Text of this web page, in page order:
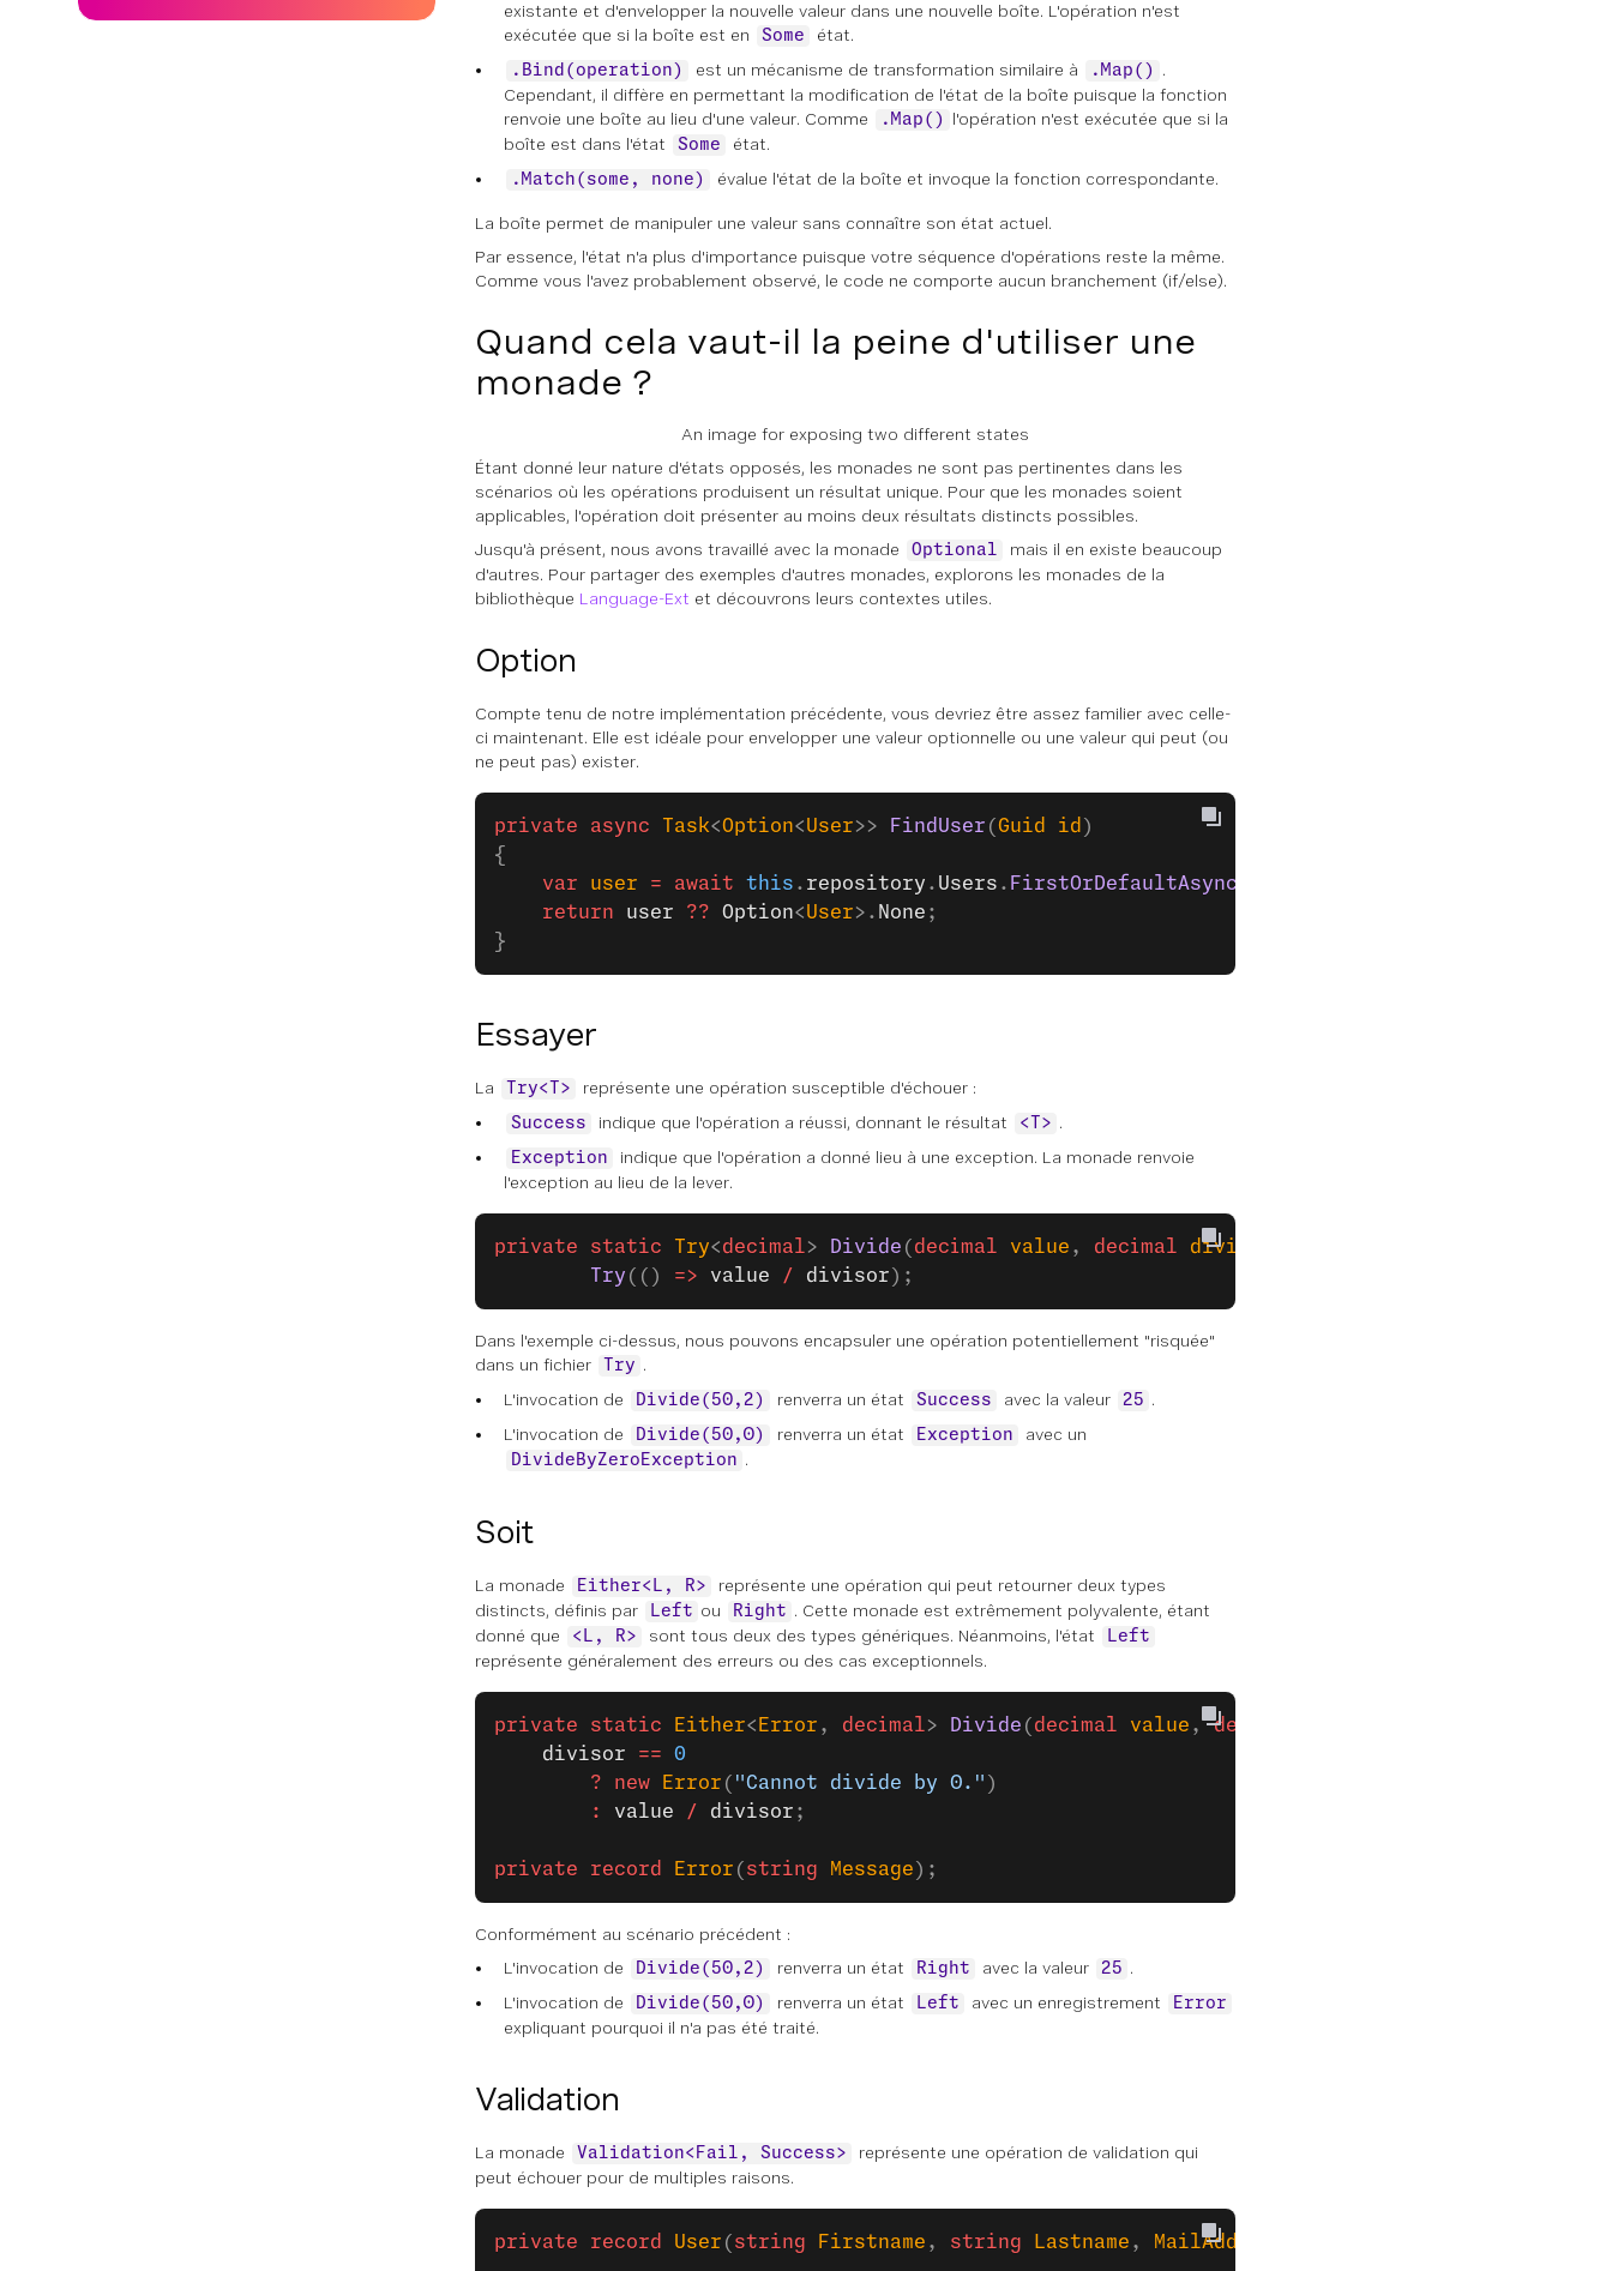
existante et d'envelopper la nouvelle valeur dans une nouvelle boîte. L'opération n'est
exécutée que si la boîte est en
Some état.
.Bind(operation) est un mécanisme de transformation similaire à .Map()
.
Cependant, il diffère en permettant la modification de l'état de la boîte puisque la fonction
renvoie une boîte au lieu d'une valeur. Comme
.Map()
l'opération n'est exécutée que si la
boîte est dans l'état
Some état.
.Match(some, none) évalue l'état de la boîte et invoque la fonction correspondante.
La boîte permet de manipuler une valeur sans connaître son état actuel.
Par essence, l'état n'a plus d'importance puisque votre séquence d'opérations reste la même.
Comme vous l'avez probablement observé, le code ne comporte aucun branchement (if/else).
Quand cela vaut-il la peine d'utiliser une
monade ?
An image for exposing two different states
Étant donné leur nature d'états opposés, les monades ne sont pas pertinentes dans les
scénarios où les opérations produisent un résultat unique. Pour que les monades soient
applicables, l'opération doit présenter au moins deux résultats distincts possibles.
Jusqu'à présent, nous avons travaillé avec la monade
Optional
mais il en existe beaucoup
d'autres. Pour partager des exemples d'autres monades, explorons les monades de la
bibliothèque Language-Ext et découvrons leurs contextes utiles.
Option
Compte tenu de notre implémentation précédente, vous devriez être assez familier avec celle-
ci maintenant. Elle est idéale pour envelopper une valeur optionnelle ou une valeur qui peut (ou
ne peut pas) exister.
private async Task<Option<User>> FindUser (Guid id )
{
    var
user = await this . repository . Users . FirstOrDefaultAsync
    return
user ?? Option<User>. None ;
}
Essayer
La Try<T> représente une opération susceptible d'échouer :
Success indique que l'opération a réussi, donnant le résultat <T> .
Exception
indique que l'opération a donné lieu à une exception. La monade renvoie
l'exception au lieu de la lever.
private static Try<decimal> Divide ( decimal value , decimal divisor
        Try
(() => value / divisor );
Dans l'exemple ci-dessus, nous pouvons encapsuler une opération potentiellement "risquée"
dans un fichier
Try .
L'invocation de
Divide(50,2) renverra un état Success avec la valeur 25 .
L'invocation de
Divide(50,0) renverra un état Exception avec un
DivideByZeroException .
Soit
La monade Either<L, R>
représente une opération qui peut retourner deux types
distincts, définis par
Left ou Right . Cette monade est extrêmement polyvalente, étant
donné que
<L, R> sont tous deux des types génériques. Néanmoins, l'état Left
représente généralement des erreurs ou des cas exceptionnels.
private static Either< Error , decimal> Divide ( decimal value , decimal
    divisor
== 0
        ?
new Error ( "Cannot divide by 0." )
        :
value / divisor ;
private record Error ( string Message );
Conformément au scénario précédent :
L'invocation de
Divide(50,2) renverra un état Right avec la valeur 25 .
L'invocation de
Divide(50,0) renverra un état Left avec un enregistrement Error
expliquant pourquoi il n'a pas été traité.
Validation
La monade Validation<Fail, Success>
représente une opération de validation qui
peut échouer pour de multiples raisons.
private record User ( string Firstname , string Lastname , MailAddress